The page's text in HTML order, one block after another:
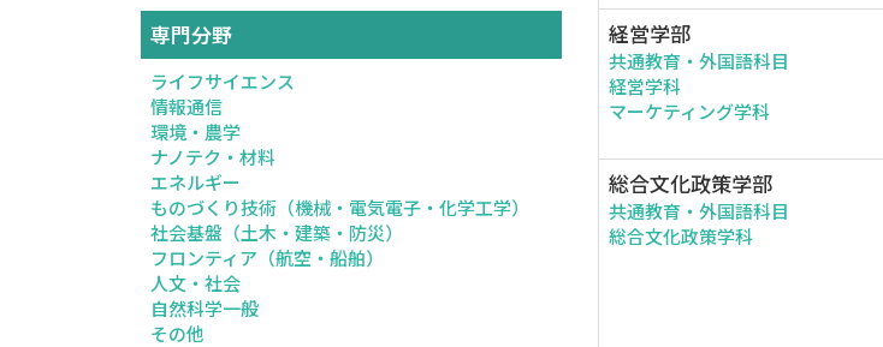
専門分野
ライフサイエンス
情報通信
環境・農学
ナノテク・材料
エネルギー
ものづくり技術（機械・電気電子・化学工学）
社会基盤（土木・建築・防災）
フロンティア（航空・船舶）
人文・社会
自然科学一般
その他
経営学部
共通教育・外国語科目
経営学科
マーケティング学科
総合文化政策学部
共通教育・外国語科目
総合文化政策学科